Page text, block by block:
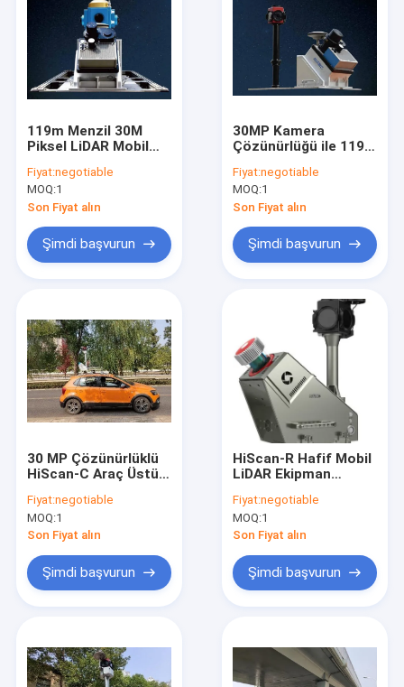
Ürünler
119m Menzil 30M
Piksel LiDAR Mobil
HiScan-Z
Fiyat:negotiable
MOQ:1
Son Fiyat alın
Şimdi başvurun
30MP Kamera
Çözünürlüğü ile 119m
Sistemi HiScan-Z
Tarayıcı
Fiyat:negotiable
MOQ:1
Son Fiyat alın
Şimdi başvurun
30 MP Çözünürlüklü
HiScan-C Araç Üstü
LiDAR Haritalama
Fiyat:negotiable
MOQ:1
Son Fiyat alın
Şimdi başvurun
HiScan-R Hafif Mobil
LiDAR Ekipman
Ayarlanabilir
Fiyat:negotiable
MOQ:1
Son Fiyat alın
Şimdi başvurun